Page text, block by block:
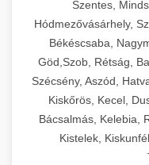
Szentes,
Hódmezővásárhely,
Békéscsaba,
Göd,Szob, Rétság,
Szécsény, Aszód,
Kiskőrös, Kecel,
Bácsalmás, Kelebia,
Kistelek,